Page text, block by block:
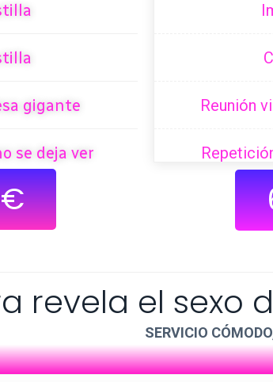
gigante
se deja ver
Reunión
revela el sexo
SERVICIO